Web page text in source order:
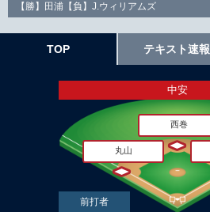
【勝】田浦【負】J.ウィリアムズ
TOP テキスト速報